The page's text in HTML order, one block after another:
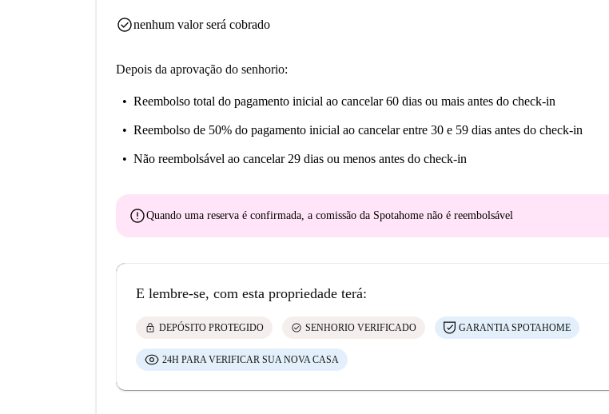
check_circlenenhum valor será cobrado
Depois da aprovação do senhorio:
Reembolso total do pagamento inicial ao cancelar 60 dias ou mais antes do check-in
Reembolso de 50% do pagamento inicial ao cancelar entre 30 e 59 dias antes do check-in
Não reembolsável ao cancelar 29 dias ou menos antes do check-in
errorQuando uma reserva é confirmada, a comissão da Spotahome não é reembolsável
E lembre-se, com esta propriedade terá:
lock DEPÓSITO PROTEGIDO check_circle SENHORIO VERIFICADO GARANTIA SPOTAHOME
24H PARA VERIFICAR SUA NOVA CASA